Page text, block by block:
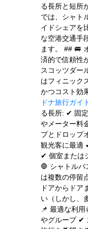
る長所と短所
では、シャト
イドシェアを
な空港交通手
ます。 ## 🚐
済的で信頼性
スコッツダー
はフィニック
かつコスト効
ドナ旅行ガイ
る長所: ✔ 固
やメーター料
プとドロップ
観光客に最適
✔ 個室または
🛑 シャトルバ
は複数の停留
ドアからドア
い（しかし、
📌 最適な利
やグループ ✔